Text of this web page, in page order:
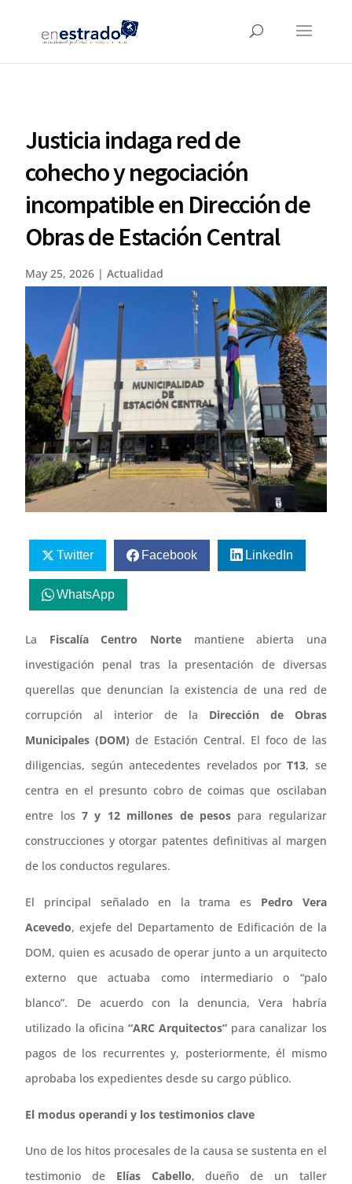
Justicia indaga red de
cohecho y negociación
incompatible en Dirección de
Obras de Estación Central
May 25, 2026 |Actualidad
Twitter Facebook LinkedIn
WhatsApp
La Fiscalía Centro Norte mantiene abierta una
investigación penal tras la presentación de diversas
querellas que denuncian la existencia de una red de
corrupción al interior de la Dirección de Obras
Municipales (DOM) de Estación Central. El foco de las
diligencias, según antecedentes revelados porT13, se
centra en el presunto cobro de coimas que oscilaban
entre los7 y 12 millones de pesospara regularizar
construcciones y otorgar patentes definitivas al margen
de los conductos regulares.
El principal señalado en la trama es Pedro Vera
Acevedo, exjefe del Departamento de Edificación de la
DOM, quien es acusado de operar junto a un arquitecto
externo que actuaba como intermediario o “palo
blanco”. De acuerdo con la denuncia, Vera habría
utilizado la oficina “ARC Arquitectos” para canalizar los
pagos de los recurrentes y, posteriormente, él mismo
aprobaba los expedientes desde su cargo público.
El modus operandi y los testimonios clave
Uno de los hitos procesales de la causa se sustenta en el
testimonio de Elías Cabello, dueño de un taller